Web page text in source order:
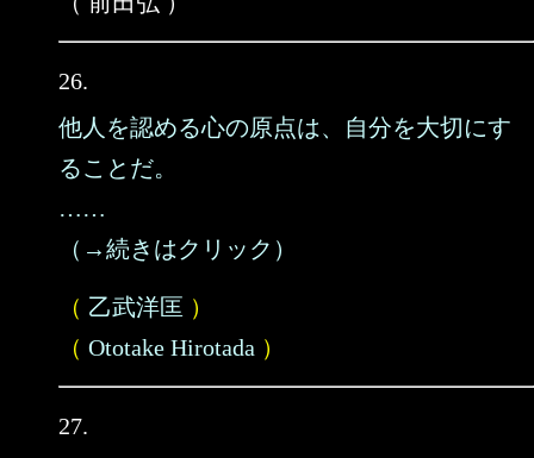
26.
他人を認める心の原点は、自分を大切にす
ることだ。
……
（→続きはクリック）
（ 乙武洋匡 ）
（ Ototake Hirotada ）
27.